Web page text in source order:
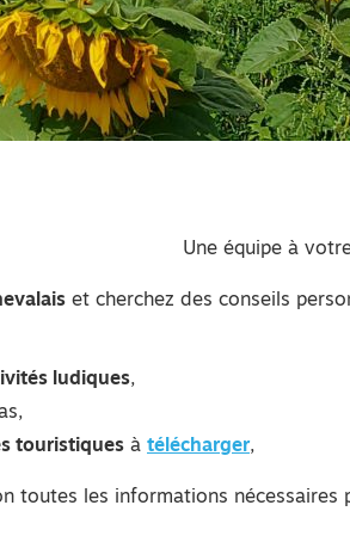
Une équipe à
et cherchez des conseils
ludiques,
touristiques à télécharger,
toutes les informations